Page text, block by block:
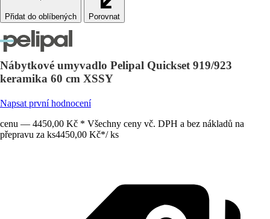
Porovnat
Nábytkové umyvadlo Pelipal Quickset 919/923
keramika 60 cm XSSY
Napsat první hodnocení
cenu — 4450,00 Kč * Všechny ceny vč. DPH a bez nákladů na
přepravu za ks4450,00 Kč*/ ks